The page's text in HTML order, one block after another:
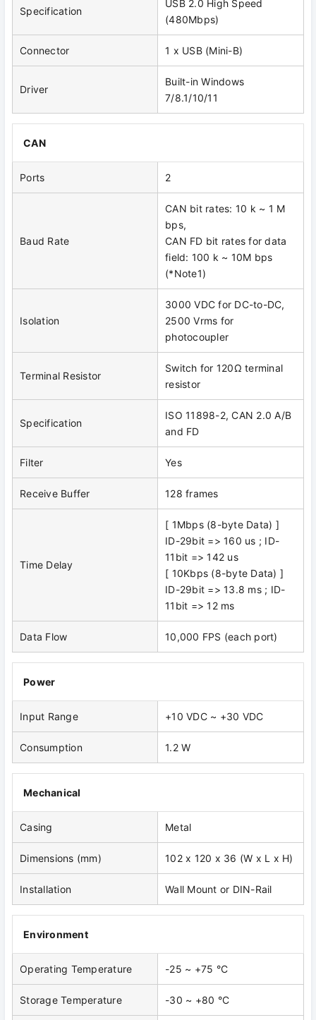
Specification
USB 2.0 High Speed
(480Mbps)
Connector 1 x USB (Mini-B)
Driver
Built-in Windows
7/8.1/10/11
CAN
Ports 2
Baud Rate
CAN bit rates: 10 k ~ 1 M
bps,
CAN FD bit rates for data
field: 100 k ~ 10M bps
(*Note1)
Isolation
3000 VDC for DC-to-DC,
2500 Vrms for
photocoupler
Terminal Resistor
Switch for 120Ω terminal
resistor
Specification
ISO 11898-2, CAN 2.0 A/B
and FD
Filter Yes
Receive Buffer 128 frames
Time Delay
[ 1Mbps (8-byte Data) ]
ID-29bit => 160 us ; ID-
11bit => 142 us
[ 10Kbps (8-byte Data) ]
ID-29bit => 13.8 ms ; ID-
11bit => 12 ms
Data Flow 10,000 FPS (each port)
Power
Input Range +10 VDC ~ +30 VDC
Consumption 1.2 W
Mechanical
Casing Metal
Dimensions (mm) 102 x 120 x 36 (W x L x H)
Installation Wall Mount or DIN-Rail
Environment
Operating Temperature -25 ~ +75 °C
Storage Temperature -30 ~ +80 °C